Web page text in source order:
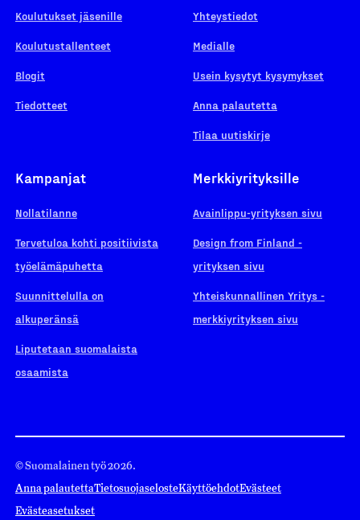
Koulutukset jäsenille
Koulutustallenteet
Blogit
Tiedotteet
Yhteystiedot
Medialle
Usein kysytyt kysymykset
Anna palautetta
Tilaa uutiskirje
Kampanjat
Nollatilanne
Tervetuloa kohti positiivista
työelämäpuhetta
Suunnittelulla on
alkuperänsä
Liputetaan suomalaista
osaamista
Merkkiyrityksille
Avainlippu-yrityksen sivu
Design from Finland -
yrityksen sivu
Yhteiskunnallinen Yritys -
merkkiyrityksen sivu
© Suomalainen työ 2026.
Anna palautettaTietosuojaselosteKäyttöehdotEvästeet
Evästeasetukset